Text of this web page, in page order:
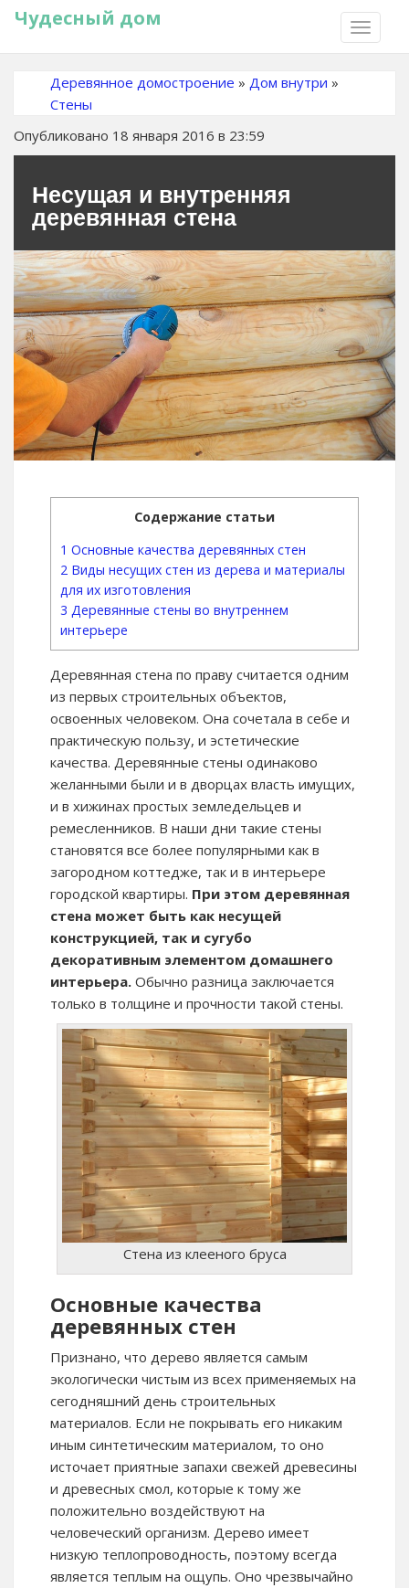
TOGGLE
Чудесный дом
Деревянное домостроение » Дом внутри »
Стены
Опубликовано 18 января 2016 в 23:59
Несущая и внутренняя
деревянная стена
Содержание статьи
1 Основные качества деревянных стен
2 Виды несущих стен из дерева и материалы
для их изготовления
3 Деревянные стены во внутреннем
интерьере
Деревянная стена по праву считается одним
из первых строительных объектов,
освоенных человеком. Она сочетала в себе и
практическую пользу, и эстетические
качества. Деревянные стены одинаково
желанными были и в дворцах власть имущих,
и в хижинах простых земледельцев и
ремесленников. В наши дни такие стены
становятся все более популярными как в
загородном коттедже, так и в интерьере
городской квартиры. При этом деревянная
стена может быть как несущей
конструкцией, так и сугубо
декоративным элементом домашнего
интерьера. Обычно разница заключается
только в толщине и прочности такой стены.
Стена из клееного бруса
Основные качества
деревянных стен
Признано, что дерево является самым
экологически чистым из всех применяемых на
сегодняшний день строительных
материалов. Если не покрывать его никаким
иным синтетическим материалом, то оно
источает приятные запахи свежей древесины
и древесных смол, которые к тому же
положительно воздействуют на
человеческий организм. Дерево имеет
низкую теплопроводность, поэтому всегда
является теплым на ощупь. Оно чрезвычайно